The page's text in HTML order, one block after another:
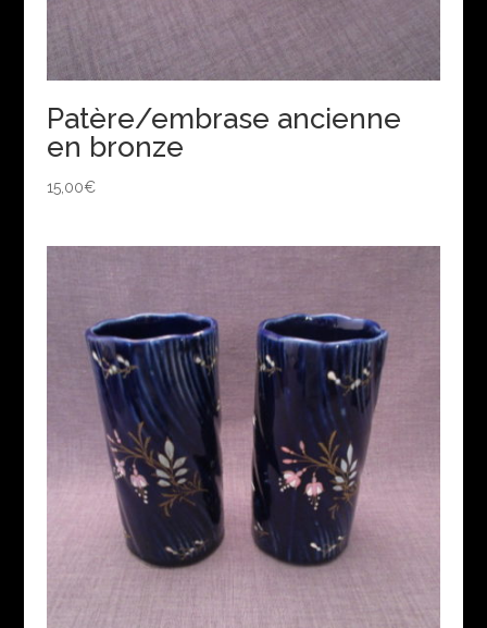
Patère/embrase ancienne
en bronze
15,00€